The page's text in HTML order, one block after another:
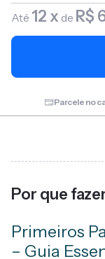
Por que
Primeiros
– Guia
Até 12 x de R$
Parcele no